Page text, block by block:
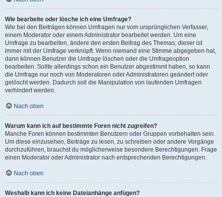
Wie bearbeite oder lösche ich eine Umfrage?
Wie bei den Beiträgen können Umfragen nur vom ursprünglichen Verfasser,
einem Moderator oder einem Administrator bearbeitet werden. Um eine
Umfrage zu bearbeiten, ändere den ersten Beitrag des Themas; dieser ist
immer mit der Umfrage verknüpft. Wenn niemand eine Stimme abgegeben hat,
dann können Benutzer die Umfrage löschen oder die Umfrageoption
bearbeiten. Sollte allerdings schon ein Benutzer abgestimmt haben, so kann
die Umfrage nur noch von Moderatoren oder Administratoren geändert oder
gelöscht werden. Dadurch soll die Manipulation von laufenden Umfragen
verhindert werden.
Nach oben
Warum kann ich auf bestimmte Foren nicht zugreifen?
Manche Foren können bestimmten Benutzern oder Gruppen vorbehalten sein.
Um diese einzusehen, Beiträge zu lesen, zu schreiben oder andere Vorgänge
durchzuführen, brauchst du möglicherweise besondere Berechtigungen. Frage
einen Moderator oder Administrator nach entsprechenden Berechtigungen.
Nach oben
Weshalb kann ich keine Dateianhänge anfügen?